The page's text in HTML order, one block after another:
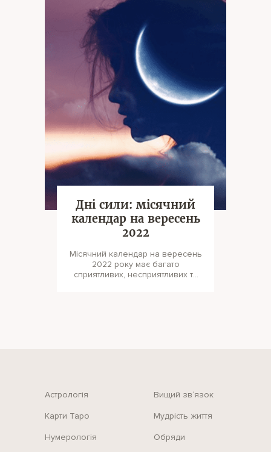
Дні сили: місячний
календар на вересень
2022
Місячний календар на вересень
2022 року має багато
сприятливих, несприятливих та
Астрологія Вищий зв‘язок
Карти Таро Мудрість життя
Нумерологія Обряди